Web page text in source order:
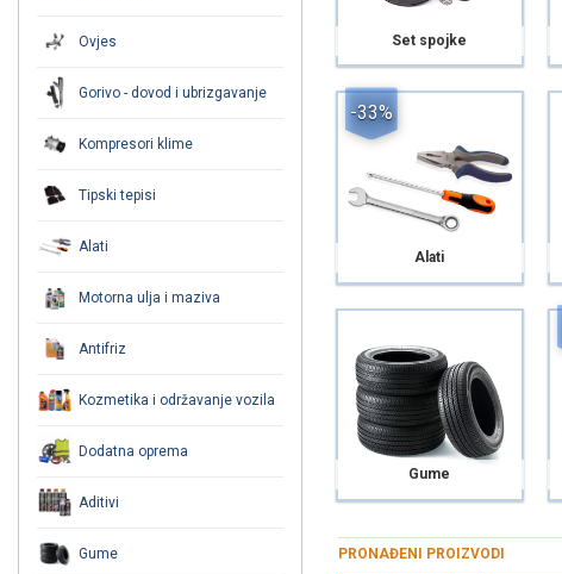
Ovjes
Gorivo - dovod i ubrizgavanje
Kompresori klime
Tipski tepisi
Alati
Motorna ulja i maziva
Antifriz
Kozmetika i održavanje vozila
Dodatna oprema
Aditivi
Gume
Set spojke
Alati
-33%
Gume
PRONAĐENI PROIZVODI